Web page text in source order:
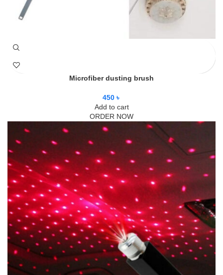
Microfiber dusting brush
450 ৳
Add to cart
ORDER NOW